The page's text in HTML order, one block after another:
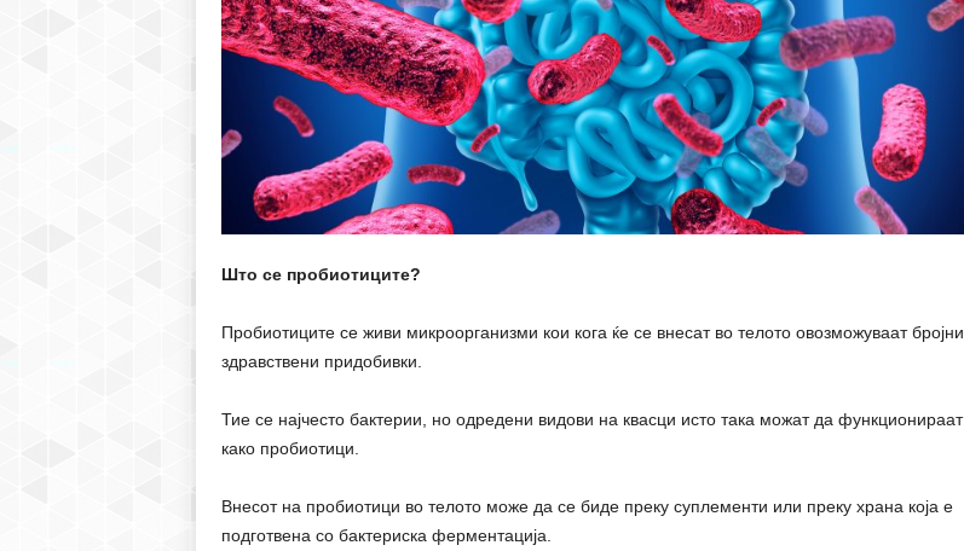
Што се пробиотиците?
Пробиотиците се живи микроорганизми кои кога ќе се внесат во телото овозможуваат бројни
здравствени придобивки.
Тие се најчесто бактерии, но одредени видови на квасци исто така можат да функционираат
како пробиотици.
Внесот на пробиотици во телото може да се биде преку суплементи или преку храна која е
подготвена со бактериска ферментација.